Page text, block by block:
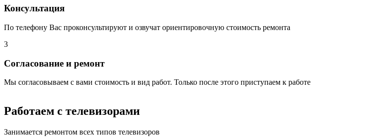
Консультация
По телефону Вас проконсультируют и озвучат ориентировочную стоимость ремонта
3
Согласование и ремонт
Мы согласовываем с вами стоимость и вид работ. Только после этого приступаем к работе
Работаем с телевизорами
Занимается ремонтом всех типов телевизоров